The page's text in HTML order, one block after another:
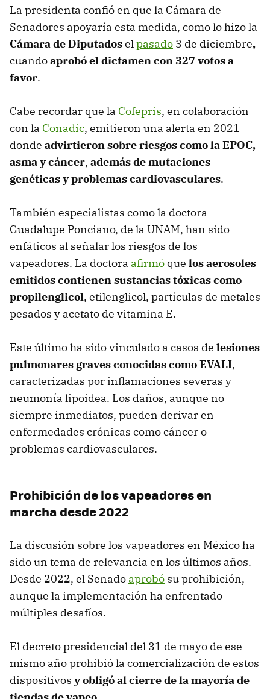
La presidenta confió en que la Cámara de
Senadores apoyaría esta medida, como lo hizo la
Cámara de Diputadoselpasado 3 de diciembre,
cuandoaprobó el dictamen con 327 votos a
favor.
Cabe recordar que la Cofepris, en colaboración
con la Conadic, emitieron una alerta en 2021
donde advirtieron sobre riesgos como la EPOC,
asma y cáncer, además de mutaciones
genéticas y problemas cardiovasculares.
También especialistas como la doctora
Guadalupe Ponciano, de la UNAM, han sido
enfáticos al señalar los riesgos de los
vapeadores. La doctora afirmó que los aerosoles
emitidos contienen sustancias tóxicas como
propilenglicol, etilenglicol, partículas de metales
pesados y acetato de vitamina E.
Este último ha sido vinculado a casos de lesiones
pulmonares graves conocidas como EVALI,
caracterizadas por inflamaciones severas y
neumonía lipoidea. Los daños, aunque no
siempre inmediatos, pueden derivar en
enfermedades crónicas como cáncer o
problemas cardiovasculares.
Prohibición de los vapeadores en
marcha desde 2022
La discusión sobre los vapeadores en México ha
sido un tema de relevancia en los últimos años.
Desde 2022, el Senado aprobó su prohibición,
aunque la implementación ha enfrentado
múltiples desafíos.
El decreto presidencial del 31 de mayo de ese
mismo año prohibió la comercialización de estos
dispositivos y obligó al cierre de la mayoría de